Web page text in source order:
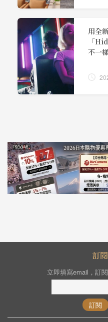
用全
「
不一
訂
立即填寫email，訂
訂閱